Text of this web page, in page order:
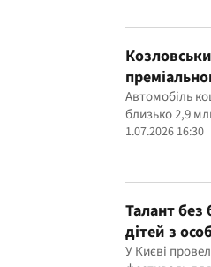
про
Автомобіль
близько 2,9
1.07.2026 16:30
Талант без
дітей з
виступили
У Києві